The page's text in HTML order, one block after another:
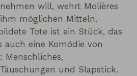
will, wehrt Molières
möglichen Mitteln.
Tote ist ein Stück, das
auch eine Komödie von
Menschliches,
und Slapstick.